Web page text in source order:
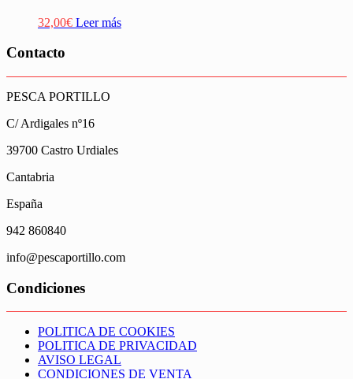
32,00€ Leer más
Contacto
PESCA PORTILLO
C/ Ardigales nº16
39700 Castro Urdiales
Cantabria
España
942 860840
info@pescaportillo.com
Condiciones
POLITICA DE COOKIES
POLITICA DE PRIVACIDAD
AVISO LEGAL
CONDICIONES DE VENTA